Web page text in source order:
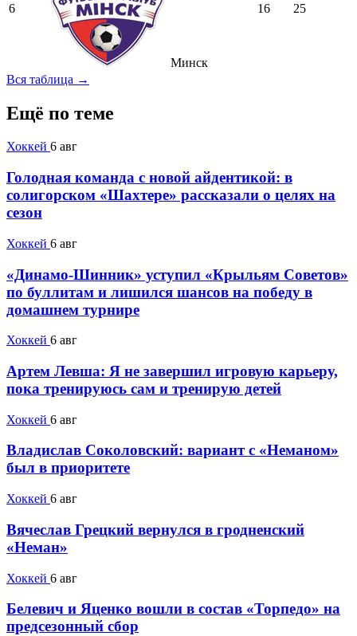
6
Минск
16 25
Вся таблица →
Ещё по теме
Хоккей 6 авг
Голодная команда с новой айдентикой: в
солигорском «Шахтере» рассказали о целях на
сезон
Хоккей 6 авг
«Динамо-Шинник» уступил «Крыльям Советов»
по буллитам и лишился шансов на победу в
домашнем турнире
Хоккей 6 авг
Артем Левша: Я не завершил игровую карьеру,
пока тренируюсь сам и тренирую детей
Хоккей 6 авг
Владислав Соколовский: вариант с «Неманом»
был в приоритете
Хоккей 6 авг
Вячеслав Грецкий вернулся в гродненский
«Неман»
Хоккей 6 авг
Белевич и Яценко вошли в состав «Торпедо» на
предсезонный сбор